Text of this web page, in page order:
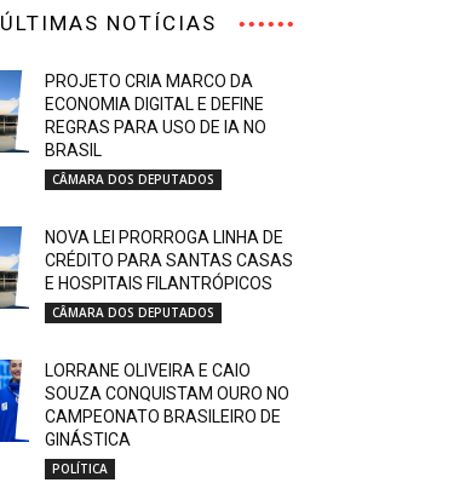
ÚLTIMAS NOTÍCIAS
PROJETO CRIA MARCO DA
ECONOMIA DIGITAL E DEFINE
REGRAS PARA USO DE IA NO
BRASIL
CÂMARA DOS DEPUTADOS
NOVA LEI PRORROGA LINHA DE
CRÉDITO PARA SANTAS CASAS
E HOSPITAIS FILANTRÓPICOS
CÂMARA DOS DEPUTADOS
LORRANE OLIVEIRA E CAIO
SOUZA CONQUISTAM OURO NO
CAMPEONATO BRASILEIRO DE
GINÁSTICA
POLÍTICA